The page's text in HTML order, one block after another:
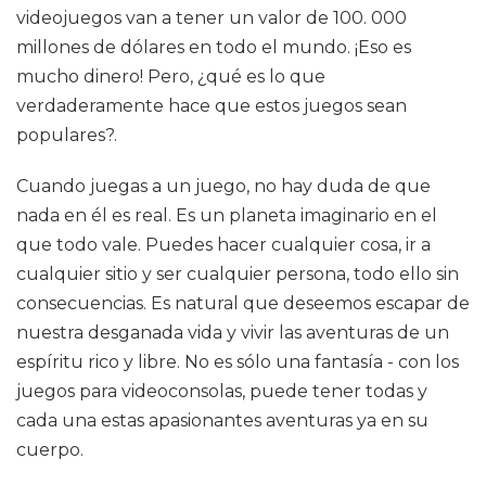
videojuegos van a tener un valor de 100. 000
millones de dólares en todo el mundo. ¡Eso es
mucho dinero! Pero, ¿qué es lo que
verdaderamente hace que estos juegos sean
populares?.
Cuando juegas a un juego, no hay duda de que
nada en él es real. Es un planeta imaginario en el
que todo vale. Puedes hacer cualquier cosa, ir a
cualquier sitio y ser cualquier persona, todo ello sin
consecuencias. Es natural que deseemos escapar de
nuestra desganada vida y vivir las aventuras de un
espíritu rico y libre. No es sólo una fantasía - con los
juegos para videoconsolas, puede tener todas y
cada una estas apasionantes aventuras ya en su
cuerpo.